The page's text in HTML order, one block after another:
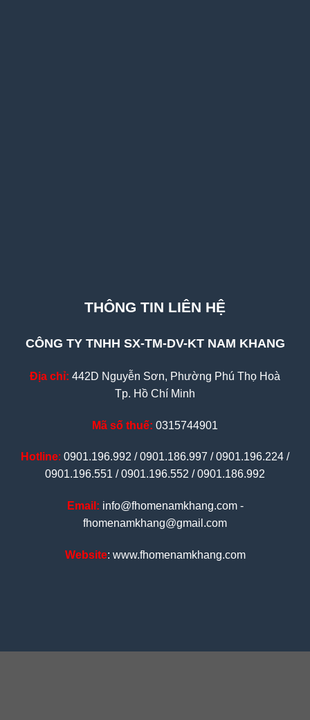
THÔNG TIN LIÊN HỆ
CÔNG TY TNHH SX-TM-DV-KT NAM KHANG
Địa chỉ: 442D Nguyễn Sơn, Phường Phú Thọ Hoà
Tp. Hồ Chí Minh
Mã số thuế: 0315744901
Hotline: 0901.196.992 / 0901.186.997 / 0901.196.224 /
0901.196.551 / 0901.196.552 / 0901.186.992
Email: info@fhomenamkhang.com -
fhomenamkhang@gmail.com
Website: www.fhomenamkhang.com